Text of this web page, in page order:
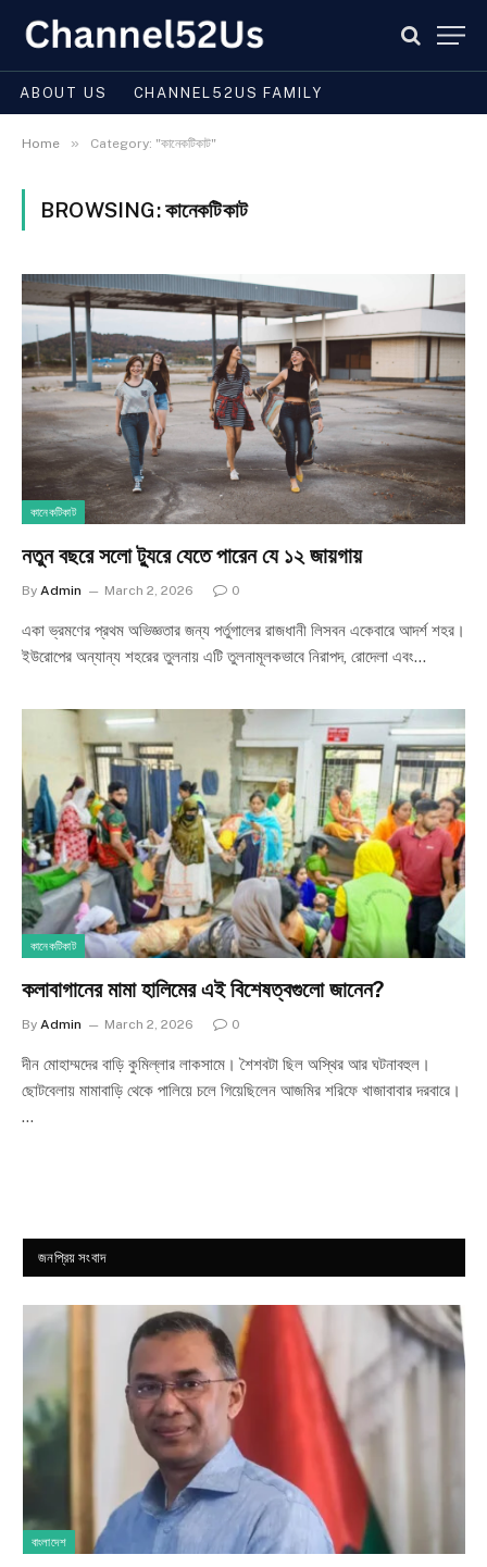
ABOUT US CHANNEL52US FAMILY
Home » Category: "কানেকটিকাট"
BROWSING:কানেকটিকাট
কানেকটিকাট
নতুন বছরে সলো ট্যুরে যেতে পারেন যে ১২ জায়গায়
By Admin March 2, 2026 0
একা ভ্রমণের প্রথম অভিজ্ঞতার জন্য পর্তুগালের রাজধানী লিসবন একেবারে আদর্শ শহর।
ইউরোপের অন্যান্য শহরের তুলনায় এটি তুলনামূলকভাবে নিরাপদ, রোদেলা এবং…
কানেকটিকাট
কলাবাগানের মামা হালিমের এই বিশেষত্বগুলো জানেন?
By Admin March 2, 2026 0
দীন মোহাম্মদের বাড়ি কুমিল্লার লাকসামে। শৈশবটা ছিল অস্থির আর ঘটনাবহুল।
ছোটবেলায় মামাবাড়ি থেকে পালিয়ে চলে গিয়েছিলেন আজমির শরিফে খাজাবাবার দরবারে।
…
জনপ্রিয় সংবাদ
বাংলাদেশ